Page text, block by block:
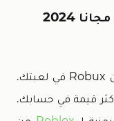
يمكنك الحصول على عدد غير محدود من Robux في لعبتك.
قيمة في حسابك.